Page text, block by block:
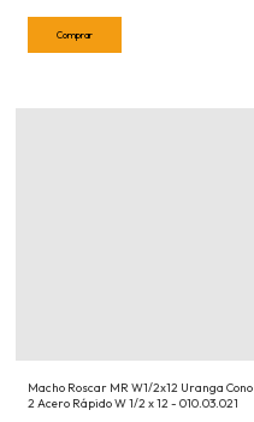
Macho Roscar MR W1/2x12 Uranga Cono
2 Acero Rápido W 1/2 x 12 - 010.03.021